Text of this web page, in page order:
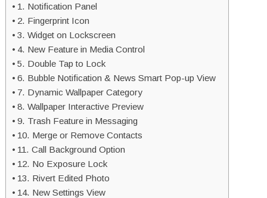
1. Notification Panel
2. Fingerprint Icon
3. Widget on Lockscreen
4. New Feature in Media Control
5. Double Tap to Lock
6. Bubble Notification & News Smart Pop-up View
7. Dynamic Wallpaper Category
8. Wallpaper Interactive Preview
9. Trash Feature in Messaging
10. Merge or Remove Contacts
11. Call Background Option
12. No Exposure Lock
13. Rivert Edited Photo
14. New Settings View